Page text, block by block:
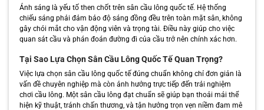
Ánh sáng là yếu tố then chốt trên sân cầu lông quốc tế. Hệ thống
chiếu sáng phải đảm bảo độ sáng đồng đều trên toàn mặt sân, không
gây chói mắt cho vận động viên và trọng tài. Điều này giúp cho việc
quan sát cầu và phán đoán đường đi của cầu trở nên chính xác hơn.
Tại Sao Lựa Chọn Sân Cầu Lông Quốc Tế Quan Trọng?
Việc lựa chọn sân cầu lông quốc tế đúng chuẩn không chỉ đơn giản là
vấn đề chuyên nghiệp mà còn ảnh hưởng trực tiếp đến trải nghiệm
chơi cầu lông. Một sân cầu lông đạt chuẩn sẽ giúp bạn thoải mái thể
hiện kỹ thuật, tránh chấn thương, và tận hưởng trọn vẹn niềm đam mê